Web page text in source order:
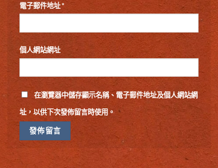
電子郵件地址*
個人網站網址
在瀏覽器中儲存顯示名稱、電子郵件地址及個人網站網
址，以供下次發佈留言時使用。